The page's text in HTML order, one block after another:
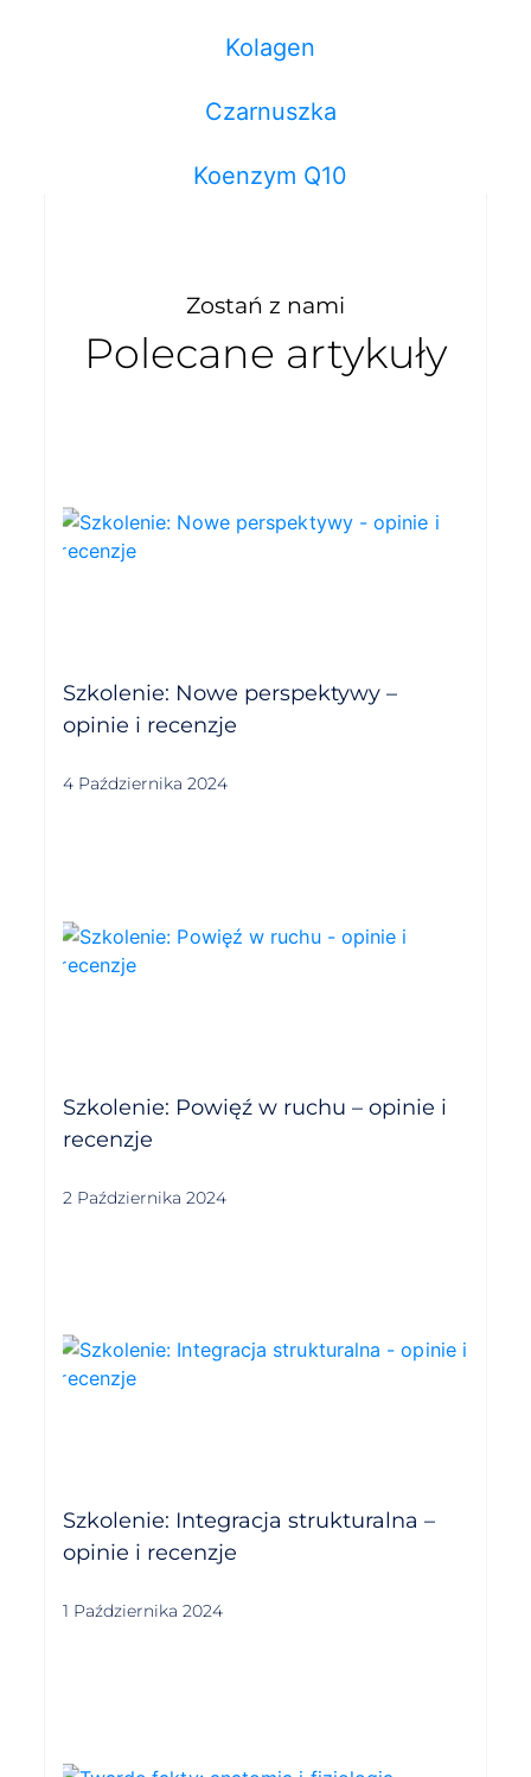
Kolagen
Czarnuszka
Koenzym Q10
Zostań z nami
Polecane artykuły
Szkolenie: Nowe perspektywy –
opinie i recenzje
4 Października 2024
Szkolenie: Powięź w ruchu – opinie i
recenzje
2 Października 2024
Szkolenie: Integracja strukturalna –
opinie i recenzje
1 Października 2024